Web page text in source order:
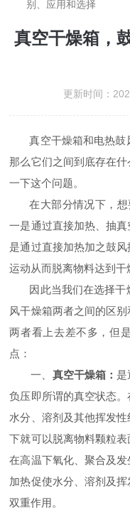
别、应用和选择
真空干燥箱，
更新时间：
真空干燥箱和电热鼓
那么它们之间到底存在
一下这个问题。
在大部分情况下，
一是通过直接加热、抽
是通过直接加热加之鼓
运动从而脱离物料达到干
因此当我们在选择
风干燥箱两者之间的区
两者看上去差不多，但
点：
一、 真空干燥箱： 是
负压即所谓的真空状态
水分、溶剂及其他挥发
下就可以脱离物料颗粒
在高温下氧化、聚合及
加热促使水分、溶剂及
双重作用。